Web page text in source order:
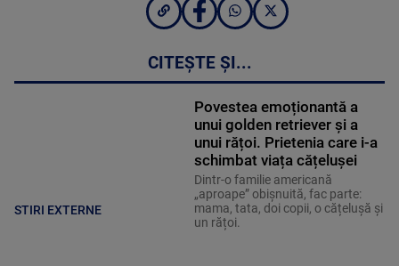
CITEȘTE ȘI...
STIRI EXTERNE
Povestea emoționantă a
unui golden retriever și a
unui rățoi. Prietenia care i-a
schimbat viața cățelușei
Dintr-o familie americană
„aproape” obișnuită, fac parte:
mama, tata, doi copii, o cățelușă și
un rățoi.